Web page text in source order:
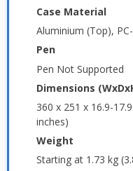
Case Material
Aluminium (Top),
Pen
Pen Not Supported
Dimensions
360 x 251 x 16.9-
inches)
Weight
Starting at 1.73 kg